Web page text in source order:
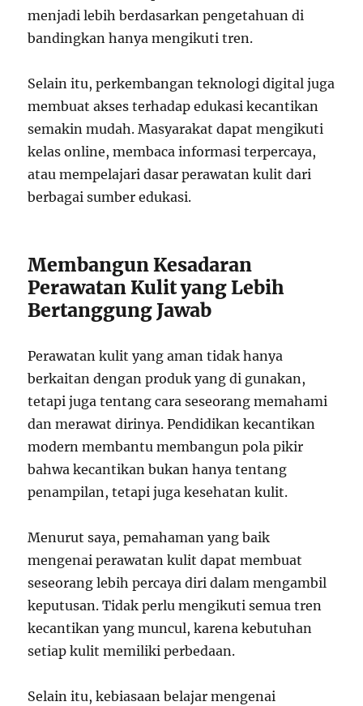
menjadi lebih berdasarkan pengetahuan di
bandingkan hanya mengikuti tren.
Selain itu, perkembangan teknologi digital juga
membuat akses terhadap edukasi kecantikan
semakin mudah. Masyarakat dapat mengikuti
kelas online, membaca informasi terpercaya,
atau mempelajari dasar perawatan kulit dari
berbagai sumber edukasi.
Membangun Kesadaran
Perawatan Kulit yang Lebih
Bertanggung Jawab
Perawatan kulit yang aman tidak hanya
berkaitan dengan produk yang di gunakan,
tetapi juga tentang cara seseorang memahami
dan merawat dirinya. Pendidikan kecantikan
modern membantu membangun pola pikir
bahwa kecantikan bukan hanya tentang
penampilan, tetapi juga kesehatan kulit.
Menurut saya, pemahaman yang baik
mengenai perawatan kulit dapat membuat
seseorang lebih percaya diri dalam mengambil
keputusan. Tidak perlu mengikuti semua tren
kecantikan yang muncul, karena kebutuhan
setiap kulit memiliki perbedaan.
Selain itu, kebiasaan belajar mengenai